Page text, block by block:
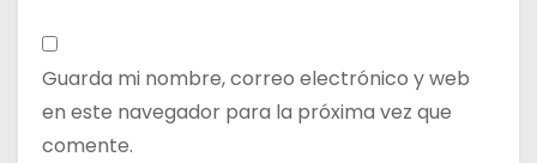
Guarda mi nombre, correo electrónico y web
en este navegador para la próxima vez que
comente.